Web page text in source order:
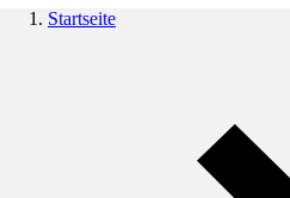
Startseite